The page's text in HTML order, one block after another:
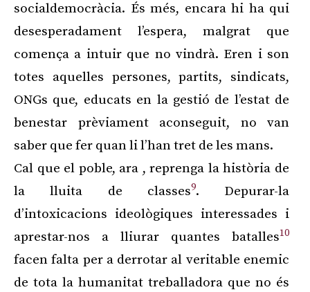
socialdemocràcia. És més, encara hi ha qui
desesperadament l’espera, malgrat que
comença a intuir que no vindrà. Eren i son
totes aquelles persones, partits, sindicats,
ONGs que, educats en la gestió de l’estat de
benestar prèviament aconseguit, no van
saber que fer quan li l’han tret de les mans.
Cal que el poble, ara , reprenga la història de
la lluita de classes9. Depurar-la
d’intoxicacions ideològiques interessades i
aprestar-nos a lliurar quantes batalles10
facen falta per a derrotar al veritable enemic
de tota la humanitat treballadora que no és